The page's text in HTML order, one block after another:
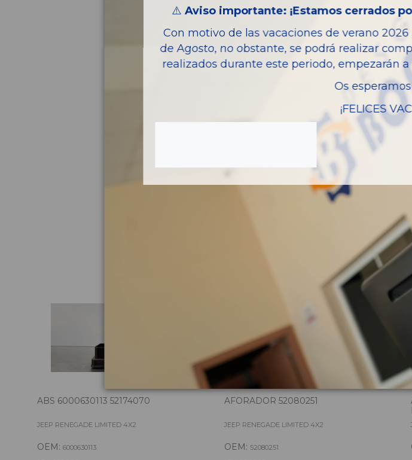
Piezas
ABS 6000630113 52174070
JEEP RENEGADE LIMITED 4X2
OEM: 6000630113
AFORADOR 52080251
JEEP RENEGADE LIMITED 4X2
OEM: 52080251
⚠️ Aviso importante: ¡Estamos cerrados
Con motivo de las vacaciones de verano
de Agosto, no obstante, se podrá realizar
realizados durante este periodo, empezarán
Os
¡FELICES